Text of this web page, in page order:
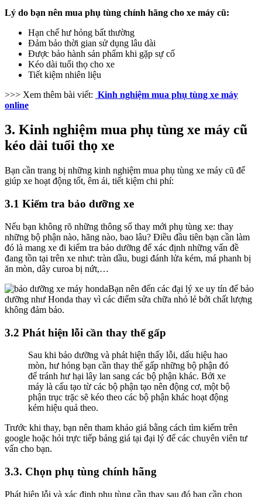
Lý do bạn nên mua phụ tùng chính hãng cho xe máy cũ:
Hạn chế hư hỏng bất thường
Đảm bảo thời gian sử dụng lâu dài
Được bảo hành sản phẩm khi gặp sự cố
Kéo dài tuổi thọ cho xe
Tiết kiệm nhiên liệu
>>> Xem thêm bài viết: Kinh nghiệm mua phụ tùng xe máy
online
3. Kinh nghiệm mua phụ tùng xe máy cũ
kéo dài tuổi thọ xe
Bạn cần trang bị những kinh nghiệm mua phụ tùng xe máy cũ để
giúp xe hoạt động tốt, êm ái, tiết kiệm chi phí:
3.1 Kiểm tra bảo dưỡng xe
Nếu bạn không rõ những thông số thay mới phụ tùng xe: thay
những bộ phận nào, hãng nào, bao lâu? Điều đầu tiên bạn cần làm
đó là mang xe đi kiểm tra bảo dưỡng để xác định những vấn đề
đang tồn tại trên xe như: tràn dầu, bugi đánh lửa kém, má phanh bị
ăn mòn, dây curoa bị nứt,…
Bạn nên đến các đại lý xe uy tín để bảo
dưỡng như Honda thay vì các điểm sửa chữa nhỏ lẻ bởi chất lượng
không đảm bảo.
3.2 Phát hiện lỗi cần thay thế gấp
Sau khi bảo dưỡng và phát hiện thấy lỗi, dấu hiệu hao
mòn, hư hỏng bạn cần thay thế gấp những bộ phận đó
để tránh hư hại lây lan sang các bộ phận khác. Bởi xe
máy là cấu tạo từ các bộ phận tạo nên động cơ, một bộ
phận trục trặc sẽ kéo theo các bộ phận khác hoạt động
kém hiệu quả theo.
Trước khi thay, bạn nên tham khảo giá bằng cách tìm kiếm trên
google hoặc hỏi trực tiếp bảng giá tại đại lý để các chuyên viên tư
vấn cho bạn.
3.3. Chọn phụ tùng chính hãng
Phát hiện lỗi và xác định phụ tùng cần thay sau đó bạn cần chọn